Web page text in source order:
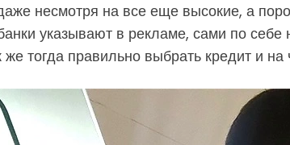
несмотря на все еще высокие, а
указывают в рекламе, сами по
тогда правильно выбрать кредит и